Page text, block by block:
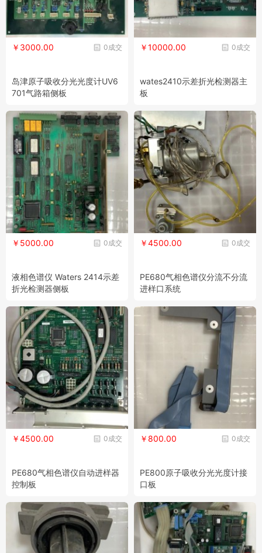
0成交
￥3000.00
岛津原子吸收分光光度计UV6
701气路箱侧板
0成交
￥10000.00
wates2410示差折光检测器主
板
0成交
￥5000.00
液相色谱仪 Waters 2414示差
折光检测器侧板
0成交
￥4500.00
PE680气相色谱仪分流不分流
进样口系统
0成交
￥4500.00
PE680气相色谱仪自动进样器
控制板
0成交
￥800.00
PE800原子吸收分光光度计接
口板